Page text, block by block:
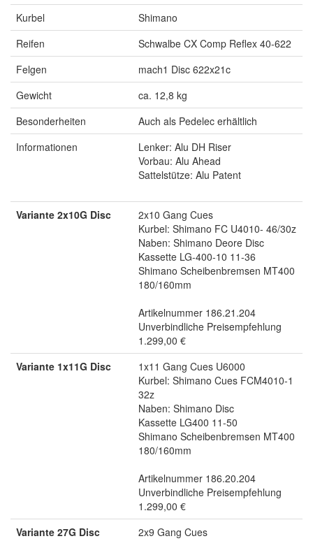
Kurbel
Shimano
Reifen
Schwalbe CX Comp Reflex 40-622
Felgen
mach1 Disc 622x21c
Gewicht
ca. 12,8 kg
Besonderheiten
Auch als Pedelec erhältlich
Informationen
Lenker: Alu DH Riser
Vorbau: Alu Ahead
Sattelstütze: Alu Patent
Variante 2x10G Disc
2x10 Gang Cues
Kurbel: Shimano FC U4010- 46/30z
Naben: Shimano Deore Disc
Kassette LG-400-10 11-36
Shimano Scheibenbremsen MT400
180/160mm
Artikelnummer 186.21.204
Unverbindliche Preisempfehlung
1.299,00 €
Variante 1x11G Disc
1x11 Gang Cues U6000
Kurbel: Shimano Cues FCM4010-1
32z
Naben: Shimano Disc
Kassette LG400 11-50
Shimano Scheibenbremsen MT400
180/160mm
Artikelnummer 186.20.204
Unverbindliche Preisempfehlung
1.299,00 €
Variante 27G Disc
2x9 Gang Cues